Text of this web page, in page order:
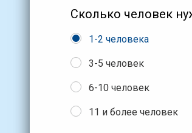
Сколько человек
1-2 человека
3-5 человек
6-10 человек
11 и более человек